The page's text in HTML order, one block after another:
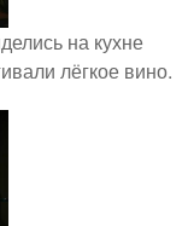
на кухне
лёгкое вино.